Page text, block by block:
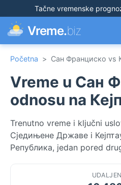
Tačne vremenske
Vreme.biz
Početna > Сан Франциско vs
Vreme u Сан
odnosu na
Trenutno vreme i ključni
Сједињене Државе i
Република, jedan pored